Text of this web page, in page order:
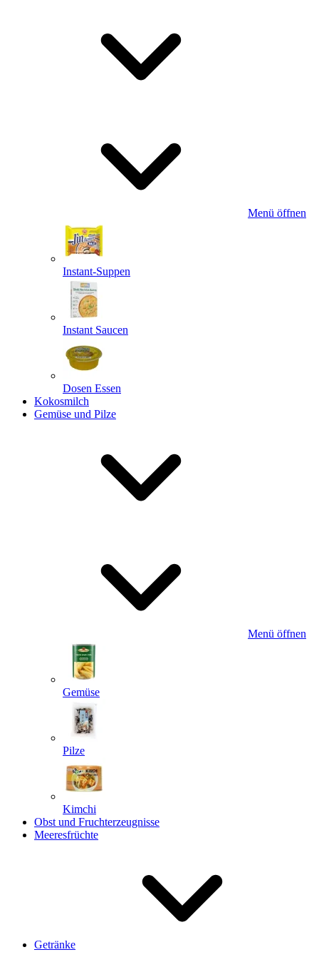
Menü öffnen
Instant-Suppen
Instant Saucen
Dosen Essen
Kokosmilch
Gemüse und Pilze
Menü öffnen
Gemüse
Pilze
Kimchi
Obst und Fruchterzeugnisse
Meeresfrüchte
Getränke